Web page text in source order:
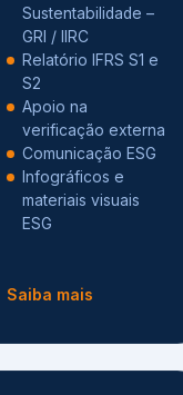
Sustentabilidade –
GRI / IIRC
Relatório IFRS S1 e
S2
Apoio na
verificação externa
Comunicação ESG
Infográficos e
materiais visuais
ESG
Saiba mais